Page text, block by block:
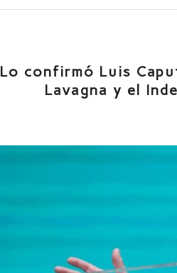
Lo confirmó Luis
Lavagna y el